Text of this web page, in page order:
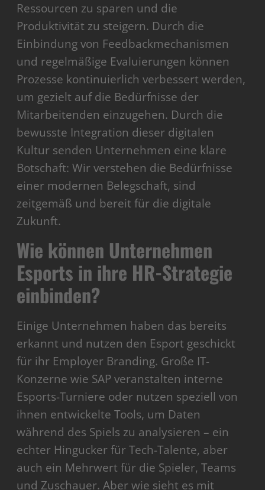
Ressourcen zu sparen und die
Produktivität zu steigern. Durch die
Einbindung von Feedbackmechanismen
und regelmäßige Evaluierungen können
Prozesse kontinuierlich verbessert werden,
um gezielt auf die Bedürfnisse der
Mitarbeitenden einzugehen. Durch die
bewusste Integration dieser digitalen
Kultur senden Unternehmen eine klare
Botschaft: Wir verstehen die Bedürfnisse
einer modernen Belegschaft, sind
zeitgemäß und bereit für die digitale
Zukunft.
Wie können Unternehmen
Esports in ihre HR-Strategie
einbinden?
Einige Unternehmen haben das bereits
erkannt und nutzen den Esport geschickt
für ihr Employer Branding. Große IT-
Konzerne wie SAP veranstalten interne
Esports-Turniere oder nutzen speziell von
ihnen entwickelte Tools, um Daten
während des Spiels zu analysieren – ein
echter Hingucker für Tech-Talente, aber
auch ein Mehrwert für die Spieler, Teams
und Zuschauer. Aber wie sieht es mit